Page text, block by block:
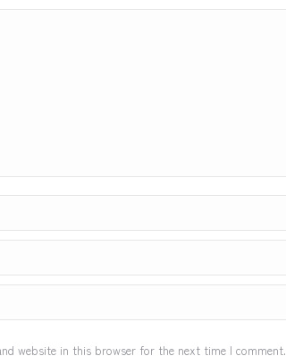
website in this browser for the next time I comment.